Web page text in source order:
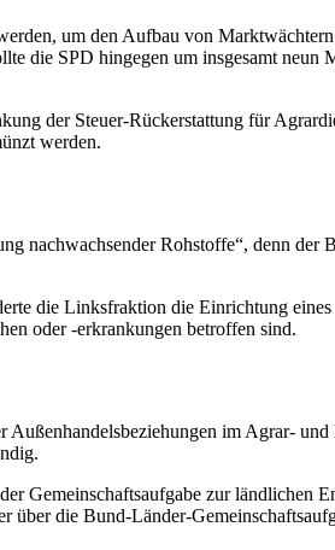
um den Aufbau von
die SPD hingegen um insgesamt
der Steuer-Rückerstattung für
werden.
Rohstoffe“, denn der
die Linksfraktion die Einrichtung
oder -erkrankungen betroffen sind.
im Agrar-
Gemeinschaftsaufgabe zur ländlichen
die Bund-Länder-